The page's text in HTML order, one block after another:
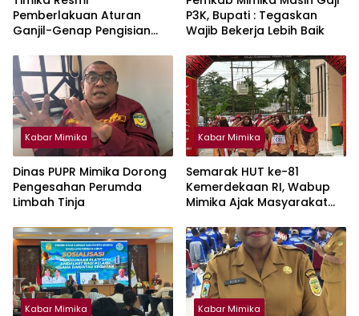
Pemberlakuan Aturan
Ganjil-Genap Pengisian
Biosolar
P3K, Bupati : Tegaskan
Wajib Bekerja Lebih Baik
Kabar Mimika
Dinas PUPR Mimika Dorong
Pengesahan Perumda
Limbah Tinja
Kabar Mimika
Semarak HUT ke-81
Kemerdekaan RI, Wabup
Mimika Ajak Masyarakat
Keberagaman
Kabar Mimika Kabar Mimika